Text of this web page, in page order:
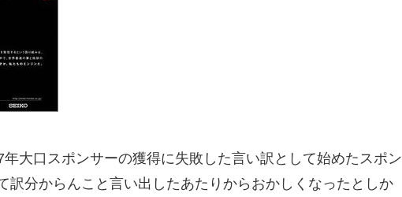
大口スポンサーの獲得に失敗した言い訳として始めたスポン
訳分からんこと言い出したあたりからおかしくなったとしか